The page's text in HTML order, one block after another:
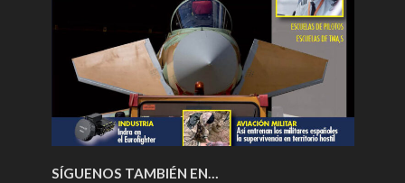
SÍGUENOS TAMBIÉN EN…